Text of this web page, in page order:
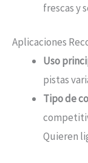
frescas y
Aplicaciones
Uso
pistas
Tipo de
Quieren